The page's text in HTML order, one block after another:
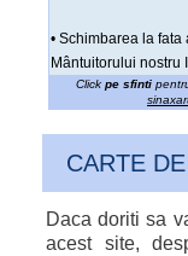
• Schimbarea la
Mântuitorului nostru
Click pe sfinti
CARTE
Daca doriti sa
acest site,